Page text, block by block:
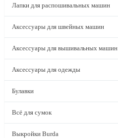
Лапки для распошивальных машин
Аксессуары для швейных машин
Аксессуары для вышивальных машин
Аксессуары для одежды
Булавки
Всё для сумок
Выкройки Burda